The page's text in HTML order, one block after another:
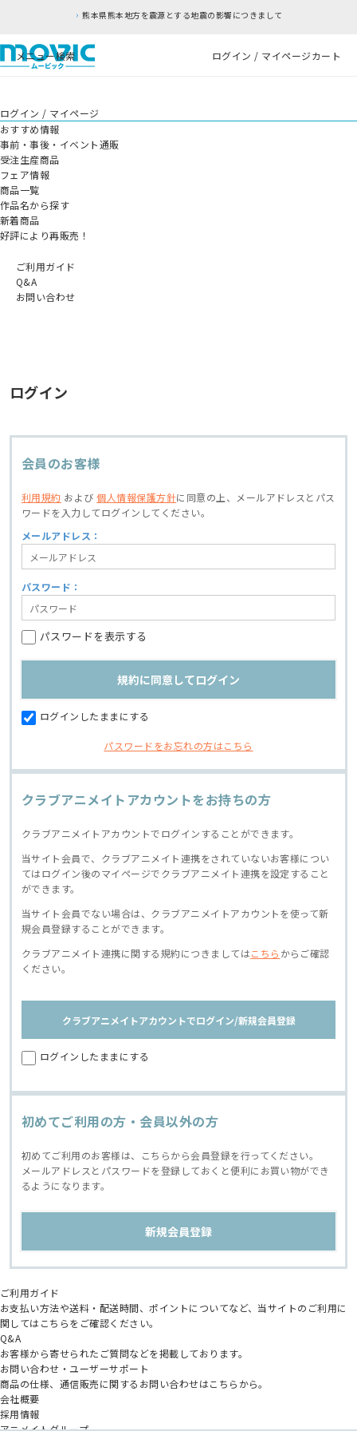
熊本県熊本地方を震源とする地震の影響につきまして
メニュー検索 ログイン / マイページカート
ログイン / マイページ
おすすめ情報
事前・事後・イベント通販
受注生産商品
フェア情報
商品一覧
作品名から探す
新着商品
好評により再販売！
ご利用ガイド
Q&A
お問い合わせ
ログイン
会員のお客様
利用規約 および個人情報保護方針に同意の上、
メールアドレスとパス
ワードを入力してログインしてください。
メールアドレス：
パスワード：
パスワードを表示する
ログインしたままにする
パスワードをお忘れの方はこちら
クラブアニメイトアカウントをお持ちの方
クラブアニメイトアカウントでログインすることができます。
当サイト会員で、クラブアニメイト連携をされていないお客様につい
てはログイン後のマイページでクラブアニメイト連携を設定すること
ができます。
当サイト会員でない場合は、クラブアニメイトアカウントを使って新
規会員登録することができます。
クラブアニメイト連携に関する規約につきましてはこちら からご確認
ください。
クラブアニメイトアカウントでログイン/新規会員登録
ログインしたままにする
初めてご利用の方・会員以外の方
初めてご利用のお客様は、こちらから会員登録を行ってください。
メールアドレスとパスワードを登録しておくと便利にお買い物ができ
るようになります。
ご利用ガイド
お支払い方法や送料・配送時間、ポイントについてなど、当サイトのご利用に
関してはこちらをご確認ください。
Q&A
お客様から寄せられたご質問などを掲載しております。
お問い合わせ・ユーザーサポート
商品の仕様、通信販売に関するお問い合わせはこちらから。
会社概要
採用情報